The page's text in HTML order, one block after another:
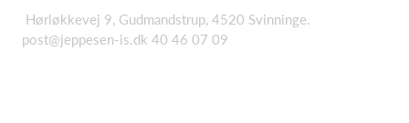
Hørløkkevej 9, Gudmandstrup, 4520 Svinninge.
post@jeppesen-is.dk 40 46 07 09